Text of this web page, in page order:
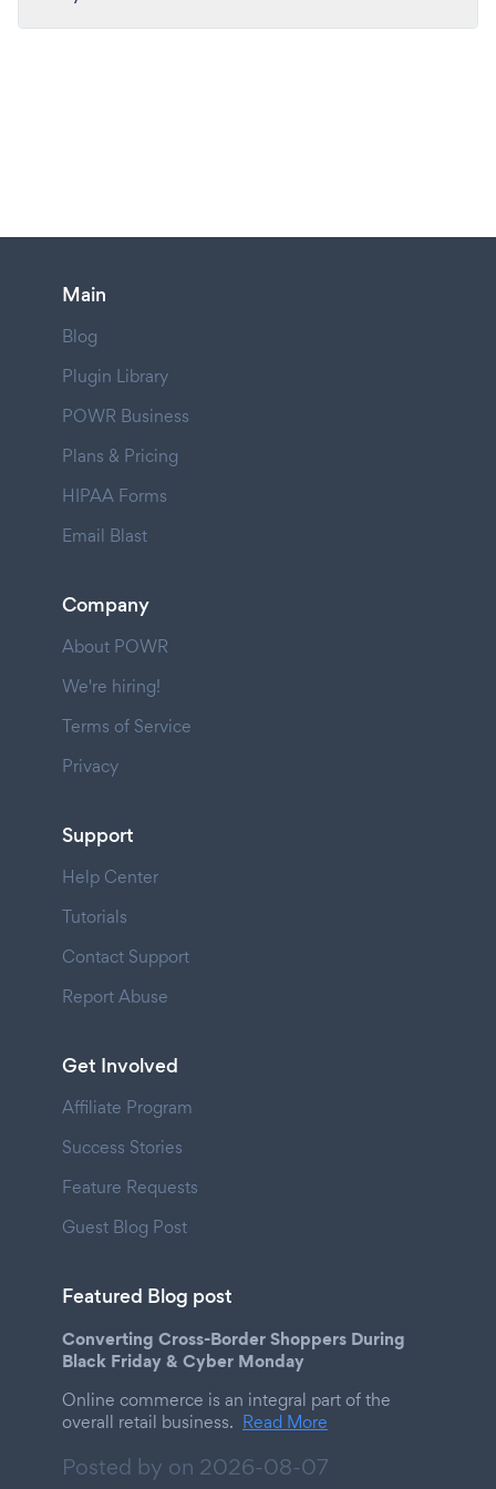
Main
Blog
Plugin Library
POWR Business
Plans & Pricing
HIPAA Forms
Email Blast
Company
About POWR
We're hiring!
Terms of Service
Privacy
Support
Help Center
Tutorials
Contact Support
Report Abuse
Get Involved
Affiliate Program
Success Stories
Feature Requests
Guest Blog Post
Featured Blog post
Converting Cross-Border Shoppers During
Black Friday & Cyber Monday
Online commerce is an integral part of the
overall retail business. Read More
Posted by on 2026-08-07